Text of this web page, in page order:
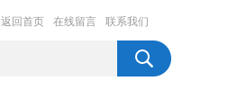
返回首页 在线留言 联系我们